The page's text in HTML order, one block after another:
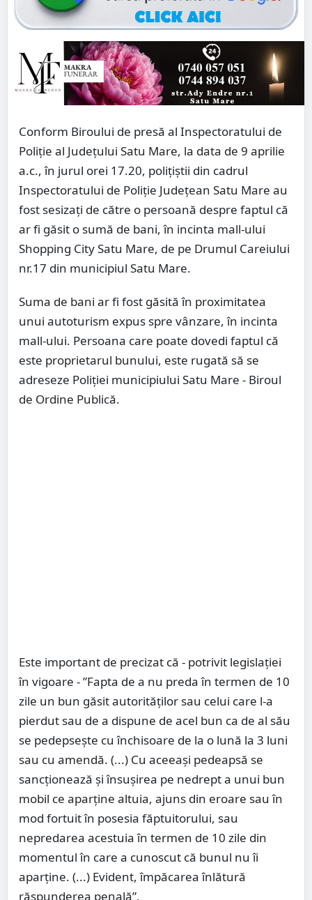
Conform Biroului de presă al Inspectoratului de
Poliție al Județului Satu Mare, la data de 9 aprilie
a.c., în jurul orei 17.20, polițiștii din cadrul
Inspectoratului de Poliție Județean Satu Mare au
fost sesizați de către o persoană despre faptul că
ar fi găsit o sumă de bani, în incinta mall-ului
Shopping City Satu Mare, de pe Drumul Careiului
nr.17 din municipiul Satu Mare.
Suma de bani ar fi fost găsită în proximitatea
unui autoturism expus spre vânzare, în incinta
mall-ului. Persoana care poate dovedi faptul că
este proprietarul bunului, este rugată să se
adreseze Poliției municipiului Satu Mare - Biroul
de Ordine Publică.
Este important de precizat că - potrivit legislației
în vigoare - ”Fapta de a nu preda în termen de 10
zile un bun găsit autorităţilor sau celui care l-a
pierdut sau de a dispune de acel bun ca de al său
se pedepseşte cu închisoare de la o lună la 3 luni
sau cu amendă. (...) Cu aceeaşi pedeapsă se
sancţionează şi însuşirea pe nedrept a unui bun
mobil ce aparţine altuia, ajuns din eroare sau în
mod fortuit în posesia făptuitorului, sau
nepredarea acestuia în termen de 10 zile din
momentul în care a cunoscut că bunul nu îi
aparţine. (...) Evident, împăcarea înlătură
răspunderea penală”.